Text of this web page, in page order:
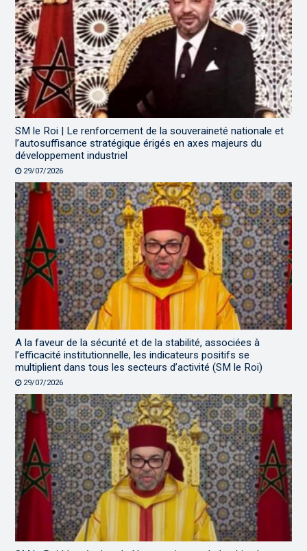
SM le Roi | Le renforcement de la souveraineté nationale et
l’autosuffisance stratégique érigés en axes majeurs du
développement industriel
29/07/2026
A la faveur de la sécurité et de la stabilité, associées à
l’efficacité institutionnelle, les indicateurs positifs se
multiplient dans tous les secteurs d’activité (SM le Roi)
29/07/2026